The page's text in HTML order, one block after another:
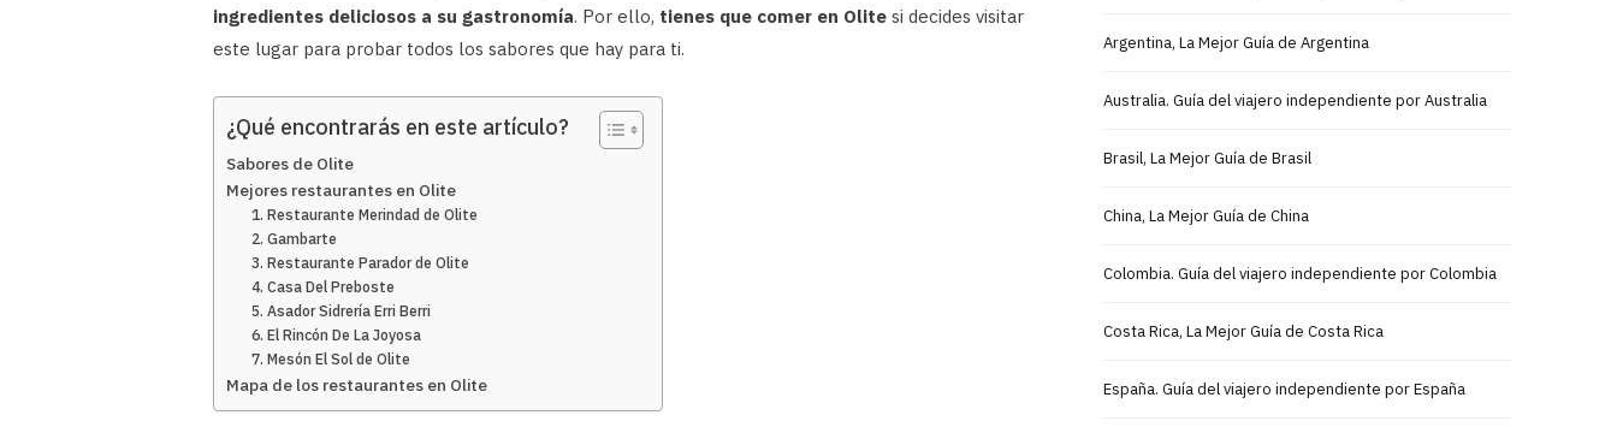
ingredientes deliciosos a su gastronomía. Por ello, tienes que comer en Olite si decides visitar
este lugar para probar todos los sabores que hay para ti.
¿Qué encontrarás en este artículo?
Sabores de Olite
Mejores restaurantes en Olite
1. Restaurante Merindad de Olite
2. Gambarte
3. Restaurante Parador de Olite
4. Casa Del Preboste
5. Asador Sidrería Erri Berri
6. El Rincón De La Joyosa
7. Mesón El Sol de Olite
Mapa de los restaurantes en Olite
Argentina, La Mejor Guía de Argentina
Australia. Guía del viajero independiente por Australia
Brasil, La Mejor Guía de Brasil
China, La Mejor Guía de China
Colombia. Guía del viajero independiente por Colombia
Costa Rica, La Mejor Guía de Costa Rica
España. Guía del viajero independiente por España